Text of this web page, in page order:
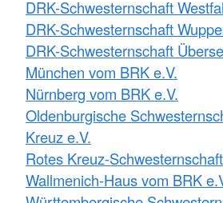
DRK-Schwesternschaft
DRK-Schwesternschaft
DRK-Schwesternschaft
München vom BRK e.V.
Nürnberg vom BRK e.V.
Oldenburgische
Kreuz e.V.
Rotes Kreuz-
Wallmenich-Haus vom BRK